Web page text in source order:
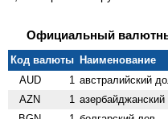
Официальный
Код валюты Наименование
AUD
1 австралийский
AZN 1 азербайджанский